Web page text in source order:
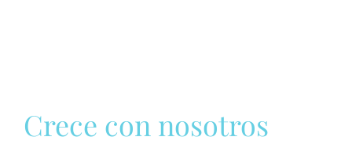
Crece con nosotros